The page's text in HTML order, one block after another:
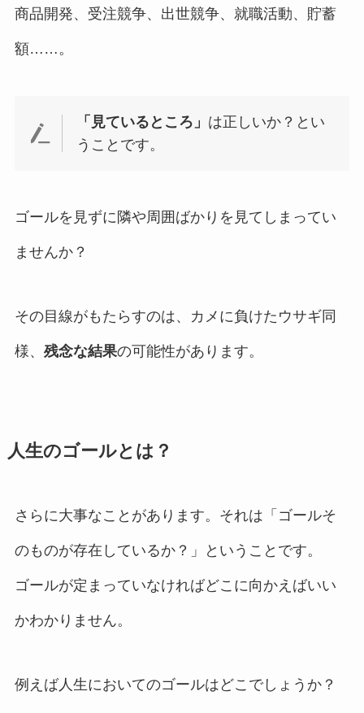
商品開発、受注競争、出世競争、就職活動、貯蓄
額……。
「見ているところ」 は正しいか？とい
うことです。
ゴールを見ずに隣や周囲ばかりを見てしまってい
ませんか？
その目線がもたらすのは、カメに負けたウサギ同
様、 残念な結果の可能性があります。
人生のゴールとは？
さらに大事なことがあります。それは「ゴールそ
のものが存在しているか？」ということです。
ゴールが定まっていなければどこに向かえばいい
かわかりません。
例えば人生においてのゴールはどこでしょうか？